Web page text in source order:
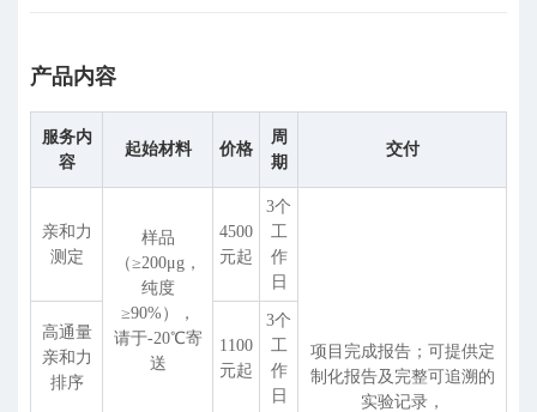
产品内容
服务内
容
起始材料 价格
周
期
交付
亲和力
测定
样品
（≥200μg，
纯度
≥90%），
请于-20℃寄
送
4500
元起
3个
工
作
日
项目完成报告；可提供定
制化报告及完整可追溯的
实验记录，
高通量
亲和力
排序
1100
元起
3个
工
作
日